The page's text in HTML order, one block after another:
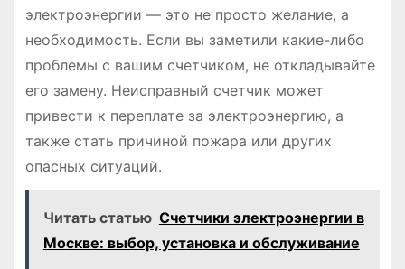
электроэнергии — это не просто желание, а
необходимость. Если вы заметили какие-либо
проблемы с вашим счетчиком, не откладывайте
его замену. Неисправный счетчик может
привести к переплате за электроэнергию, а
также стать причиной пожара или других
опасных ситуаций.
Читать статью Счетчики электроэнергии в
Москве: выбор, установка и обслуживание